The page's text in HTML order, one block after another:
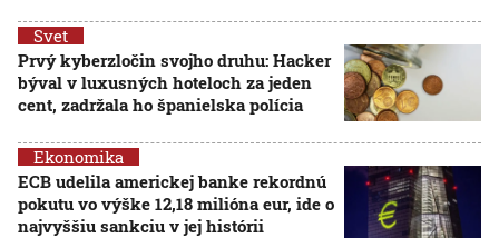
Svet
Prvý kyberzločin svojho druhu: Hacker
býval v luxusných hoteloch za jeden
cent, zadržala ho španielska polícia
Ekonomika
ECB udelila americkej banke rekordnú
pokutu vo výške 12,18 milióna eur, ide o
najvyššiu sankciu v jej histórii